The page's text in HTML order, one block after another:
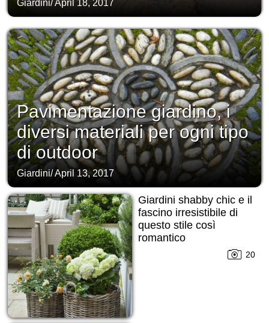
Giardini/April 18, 2017
Pavimentazione giardino, i
diversi materiali per ogni tipo
di outdoor
Giardini/April 13, 2017
Giardini shabby chic e il
fascino irresistibile di
questo stile così
romantico
20